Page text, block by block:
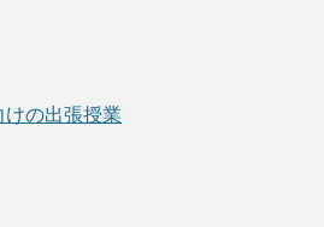
の出張授業